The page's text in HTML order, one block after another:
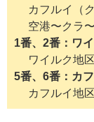
カフルイ（
空港〜クラ
1番、2番：ワ
ワイルク地
5番、6番：カ
カフルイ地